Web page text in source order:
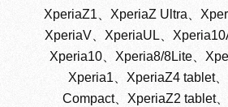
XperiaZ1、XperiaZ Ultra、
XperiaV、XperiaUL、
Xperia10、Xperia8/8Lite、
Xperia1、XperiaZ4 tablet
Compact、XperiaZ2 tablet